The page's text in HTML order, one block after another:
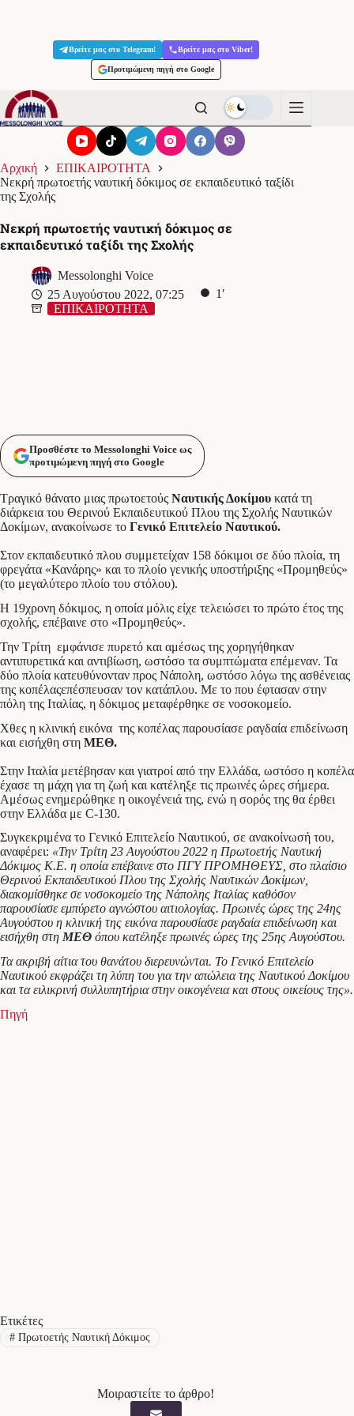
Βρείτε μας στο Telegram! Βρείτε μας στο Viber!
Προτιμώμενη πηγή στο Google
Αρχική
ΕΠΙΚΑΙΡΟΤΗΤΑ
Νεκρή πρωτοετής ναυτική δόκιμος σε εκπαιδευτικό ταξίδι
της Σχολής
Νεκρή πρωτοετής ναυτική δόκιμος σε
εκπαιδευτικό ταξίδι της Σχολής
Messolonghi Voice
25 Αυγούστου 2022, 07:25
1′
ΕΠΙΚΑΙΡΟΤΗΤΑ
Προσθέστε το Messolonghi Voice ως
προτιμώμενη πηγή στο Google
Τραγικό θάνατο μιας πρωτοετούς Ναυτικής Δοκίμου κατά τη
διάρκεια του Θερινού Εκπαιδευτικού Πλου της Σχολής Ναυτικών
Δοκίμων, ανακοίνωσε το Γενικό Επιτελείο Ναυτικού.
Στον εκπαιδευτικό πλου συμμετείχαν 158 δόκιμοι σε δύο πλοία, τη
φρεγάτα «Κανάρης» και το πλοίο γενικής υποστήριξης «Προμηθεύς»
(το μεγαλύτερο πλοίο του στόλου).
Η 19χρονη δόκιμος, η οποία μόλις είχε τελειώσει το πρώτο έτος της
σχολής, επέβαινε στο «Προμηθεύς».
Την Τρίτη εμφάνισε πυρετό και αμέσως της χορηγήθηκαν
αντιπυρετικά και αντιβίωση, ωστόσο τα συμπτώματα επέμεναν. Τα
δύο πλοία κατευθύνονταν προς Νάπολη, ωστόσο λόγω της ασθένειας
της κοπέλαςεπέσπευσαν τον κατάπλου. Με το που έφτασαν στην
πόλη της Ιταλίας, η δόκιμος μεταφέρθηκε σε νοσοκομείο.
Χθες η κλινική εικόνα της κοπέλας παρουσίασε ραγδαία επιδείνωση
και εισήχθη στη ΜΕΘ.
Στην Ιταλία μετέβησαν και γιατροί από την Ελλάδα, ωστόσο η κοπέλα
έχασε τη μάχη για τη ζωή και κατέληξε τις πρωινές ώρες σήμερα.
Αμέσως ενημερώθηκε η οικογένειά της, ενώ η σορός της θα έρθει
στην Ελλάδα με C-130.
Συγκεκριμένα το Γενικό Επιτελείο Ναυτικού, σε ανακοίνωσή του,
αναφέρει: «Την Τρίτη 23 Αυγούστου 2022 η Πρωτοετής Ναυτική
Δόκιμος Κ.Ε. η οποία επέβαινε στο ΠΓΥ ΠΡΟΜΗΘΕΥΣ, στο πλαίσιο
Θερινού Εκπαιδευτικού Πλου της Σχολής Ναυτικών Δοκίμων,
διακομίσθηκε σε νοσοκομείο της Νάπολης Ιταλίας καθόσον
παρουσίασε εμπύρετο αγνώστου αιτιολογίας. Πρωινές ώρες της 24ης
Αυγούστου η κλινική της εικόνα παρουσίασε ραγδαία επιδείνωση και
εισήχθη στη ΜΕΘ όπου κατέληξε πρωινές ώρες της 25ης Αυγούστου.
Τα ακριβή αίτια του θανάτου διερευνώνται. Το Γενικό Επιτελείο
Ναυτικού εκφράζει τη λύπη του για την απώλεια της Ναυτικού Δοκίμου
και τα ειλικρινή συλλυπητήρια στην οικογένεια και στους οικείους της».
Πηγή
Ετικέτες
#Πρωτοετής Ναυτική Δόκιμος
Μοιραστείτε το άρθρο!